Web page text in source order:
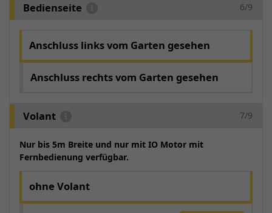
Bedienseite 6/9
Anschluss links vom Garten gesehen
Anschluss rechts vom Garten gesehen
Volant 7/9
Nur bis 5m Breite und nur mit IO Motor mit
Fernbedienung verfügbar.
ohne Volant